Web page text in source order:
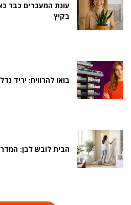
עונת המעברים כבר
בקיץ
בואו להרוויח: יריד
הבית לובש לבן: